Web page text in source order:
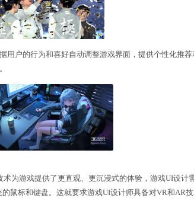
验。今年会jinnianhui信誉至上
化交互。智能化交互可以根据用